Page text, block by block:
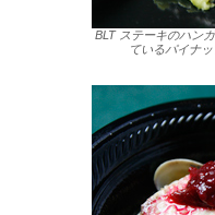
BLT ステーキのハン
ているパイナ